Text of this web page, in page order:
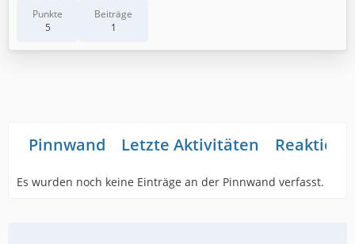
Punkte
5
Beiträge
1
Pinnwand Letzte Aktivitäten
Es wurden noch keine Einträge an der Pinnwand verfasst.